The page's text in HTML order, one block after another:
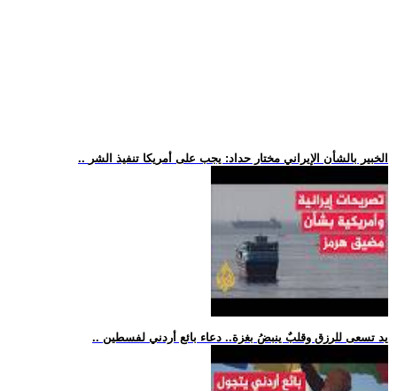
.. الخبير بالشأن الإيراني مختار حداد: يجب على أمريكا تنفيذ الشر
.. يد تسعى للرزق وقلبٌ ينبضُ بغزة.. دعاء بائع أردني لفسطين